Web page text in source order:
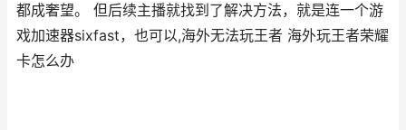
都成奢望。 但后续主播就找到了解决方法，就是连一个游
戏加速器sixfast，也可以,海外无法玩王者 海外玩王者荣耀
卡怎么办